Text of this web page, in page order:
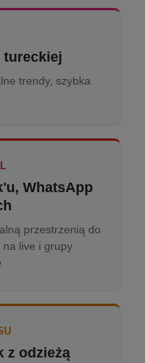
tureckiej
trendy, szybka
WhatsApp
przestrzenią do
live i grupy
z odzieżą